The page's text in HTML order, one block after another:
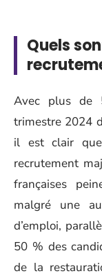
Quels
Avec plus de
trimestre 2024
il est clair
recrutement
françaises
malgré une
d’emploi,
50 % des
de la